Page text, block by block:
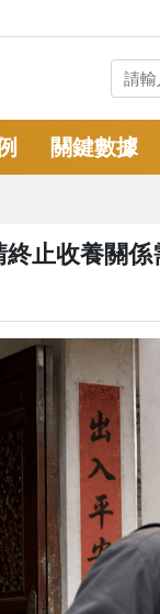
關鍵數據
止收養關係